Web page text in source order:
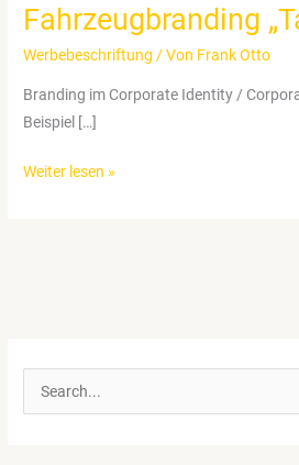
Fahrzeugbranding
Werbebeschriftung / Von Frank Otto
Branding im Corporate Identity /
Beispiel […]
Fahrzeugbranding
Weiter lesen »
u